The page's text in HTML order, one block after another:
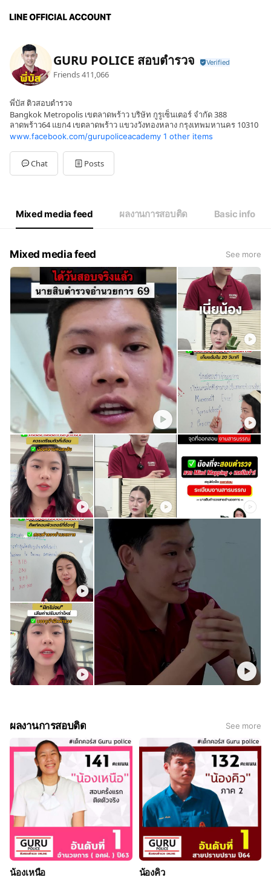
GURU POLICE สอบตำรวจ
Friends411,066
พี่บัส ติวสอบตำรวจ
Bangkok Metropolis เขตลาดพร้าว บริษัท กูรูเซ็นเตอร์ จำกัด 388
ลาดพร้าว64 แยก4 เขตลาดพร้าว แขวงวังทองหลาง กรุงเทพมหานคร 10310
www.facebook.com/gurupoliceacademy 1 other items
Chat Posts
Mixed media feed ผลงานการสอบติด Basic info
Mixed media feed See more
ผลงานการสอบติด See more
น้องเหนือ น้องคิว